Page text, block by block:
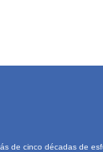
de cinco décadas de